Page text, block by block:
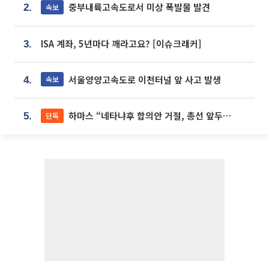
2. 속보 중부내륙고속도로서 미상 폭발물 발견
3. ISA 계좌, 5년마다 깨라고요? [이슈크래커]
4. 속보 서울양양고속도로 이천터널 앞 사고 발생
5. 단독 하마스 “네타냐후 합의안 거절, 총선 앞두고 시간 끌기”